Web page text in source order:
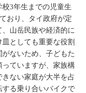
3年生までの児童生
おり、タイ政府が定
山岳民族や経済的に
としても重要な役割
ないため、子どもた
ていますが、家族構
ない家庭が大半を占
る乗り合いバイクで